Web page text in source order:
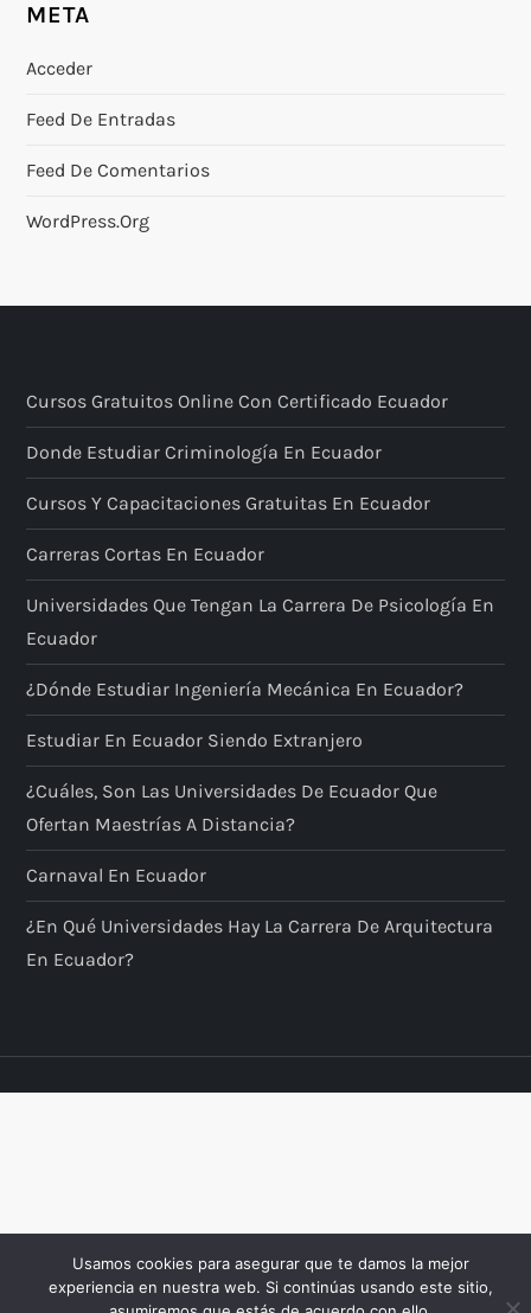
META
Acceder
Feed De Entradas
Feed De Comentarios
WordPress.org
Cursos Gratuitos Online Con Certificado Ecuador
Donde Estudiar Criminología En Ecuador
Cursos Y Capacitaciones Gratuitas En Ecuador
Carreras Cortas En Ecuador
Universidades Que Tengan La Carrera De Psicología En
Ecuador
¿Dónde Estudiar Ingeniería Mecánica En Ecuador?
Estudiar En Ecuador Siendo Extranjero
¿Cuáles, Son Las Universidades De Ecuador Que
Ofertan Maestrías A Distancia?
Carnaval En Ecuador
¿En Qué Universidades Hay La Carrera De Arquitectura
En Ecuador?
Usamos cookies para asegurar que te damos la mejor
experiencia en nuestra web. Si continúas usando este sitio,